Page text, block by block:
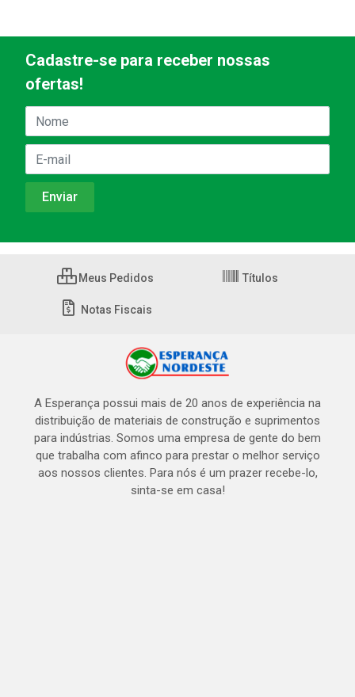
Cadastre-se para receber nossas
ofertas!
Meus Pedidos Títulos
Notas Fiscais
A Esperança possui mais de 20 anos de experiência na
distribuição de materiais de construção e suprimentos
para indústrias. Somos uma empresa de gente do bem
que trabalha com afinco para prestar o melhor serviço
aos nossos clientes. Para nós é um prazer recebe-lo,
sinta-se em casa!